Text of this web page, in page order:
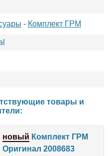
- Комплект ГРМ
товары и
новый Комплект ГРМ
Оригинал 2008683